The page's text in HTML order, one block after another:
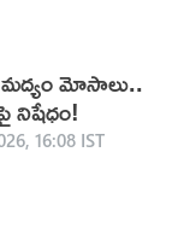
మద్యం మోసాలు..
నిషేధం!
16:08 IST